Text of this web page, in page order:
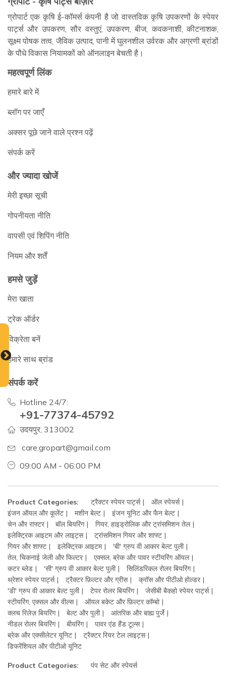
This site is protected by reCAPTCHA and the Google
Privacy Policy and Terms of Serviceapply.
ग्रोपार्ट एक कृषि ई-कॉमर्स कंपनी है जो वास्तविक कृषि उपकरणों के स्पेयर
पार्ट्स और उपकरण, सौर वस्तुएं, उपकरण, बीज, कवकनाशी, कीटनाशक,
सूक्ष्म पोषक तत्व, जैविक उत्पाद, पानी में घुलनशील उर्वरक और अग्रणी ब्रांडों
के पौधे विकास नियामकों को ऑनलाइन बेचती है।
महत्वपूर्ण लिंक
हमारे बारे में
ब्लॉग पर जाएँ
अक्सर पूछे जाने वाले प्रश्न पढ़ें
संपर्क करें
और ज्यादा खोजें
मेरी इच्छा सूची
गोपनीयता नीति
वापसी एवं शिपिंग नीति
नियम और शर्तें
हमसे जुड़ें
मेरा खाता
ट्रेक ऑर्डर
विक्रेता बनें
हमारे साथ ब्रांड
संपर्क करें
Hotline 24/7:
+91-77374-45792
उदयपुर, 313002
care.gropart@gmail.com
09:00 AM - 06:00 PM
Product Categories: ट्रैक्टर स्पेयर पार्ट्स
ऑल स्पेयर्स
इंजन ऑयल और कूलेंट
मशीन बेल्ट
इंजन यूनिट और फैन बेल्ट
चेन और राफ्टर
बॉल बियरिंग
गियर, हाइड्रोलिक और ट्रांसमिशन तेल
इलेक्ट्रिक आइटम और लाइट्स
ट्रांसमिशन गियर और शाफ्ट
गियर और शाफ्ट
इलेक्ट्रिक आइटम
'बी' ग्रुप वी आकार बेल्ट पुली
तेल, चिकनाई जेली और फिल्टर
एक्सल, ब्रेक और पावर स्टीयरिंग ऑयल
कटर ब्लेड
'सी' ग्रुप वी आकार बेल्ट पुली
सिलिंडरिकल रोलर बियरिंग
थ्रेशर स्पेयर पार्ट्स
ट्रैक्टर फ़िल्टर और ग्रीस
क्रॉस और पीटीओ होल्डर
'डी' ग्रुप वी आकार बेल्ट पुली
टेपर रोलर बियरिंग
जेसीबी बैकहो स्पेयर पार्ट्स
स्टीयरिंग, एक्सल और वील्स
ऑयल बकेट और फ़िल्टर कॉम्बो
क्लच रिलेज़ बियरिंग
बेल्ट और पुली
आंतरिक और बाह्य पुर्जे
नीडल रोलर बियरिंग
बीयरिंग
पावर एंड हैंड टूल्स
ब्रेक और एक्सीलेटर यूनिट
ट्रैक्टर रियर टेल लाइट्स
डिफरेंशियल और पीटीओ यूनिट
Product Categories: पंप सेट और स्पेयर्स